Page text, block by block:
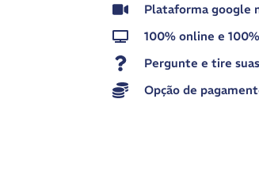
Plataforma google
100% online e
Pergunte e tire
Opção de